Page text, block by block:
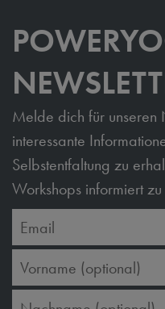
Melde dich für unseren
interessante
Selbstentfaltung zu
Workshops informiert